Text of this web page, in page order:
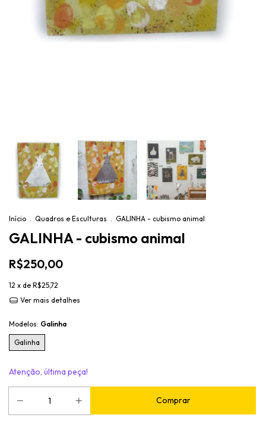
Início . Quadros e Esculturas . GALINHA - cubismo animal
GALINHA - cubismo animal
R$250,00
12 x de R$25,72
Ver mais detalhes
Modelos: Galinha
Galinha
Atenção, última peça!